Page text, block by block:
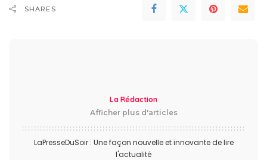
SHARES
La Rédaction
Afficher plus d'articles
LaPresseDuSoir : Une façon nouvelle et innovante de lire
l'actualité